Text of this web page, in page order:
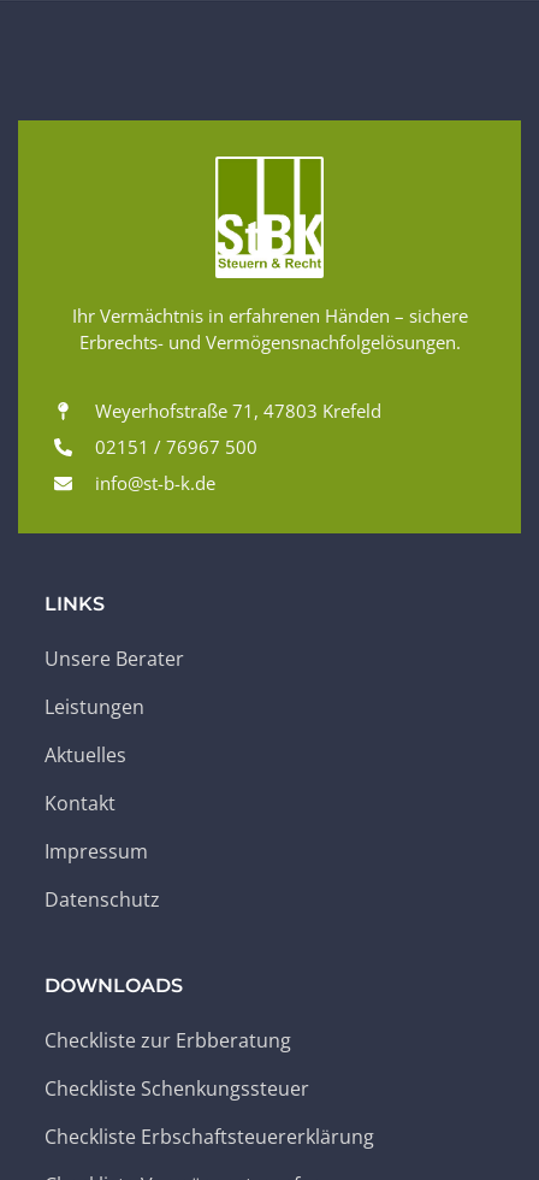
Ihr Vermächtnis in erfahrenen Händen – sichere
Erbrechts- und Vermögensnachfolgelösungen.
Weyerhofstraße 71, 47803 Krefeld
02151 / 76967 500
info@st-b-k.de
LINKS
Unsere Berater
Leistungen
Aktuelles
Kontakt
Impressum
Datenschutz
DOWNLOADS
Checkliste zur Erbberatung
Checkliste Schenkungssteuer
Checkliste Erbschaftsteuererklärung